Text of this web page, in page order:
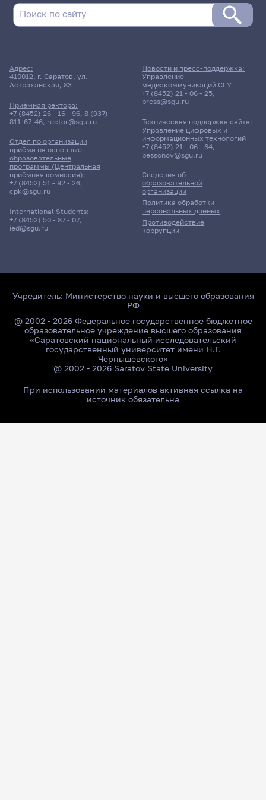
Адрес:
410012, г. Саратов, ул.
Астраханская, 83
Приёмная ректора:
+7 (8452) 26 - 16 - 96, 8 (937)
811-67-46, rector@sgu.ru
Отдел по организации
приёма на основные
образовательные
программы (Центральная
приёмная комиссия):
+7 (8452) 51 - 92 - 26,
cpk@sgu.ru
International Students:
+7 (8452) 50 - 87 - 07,
ied@sgu.ru
Сведения об
образовательной
организации
Политика обработки
персональных данных
Противодействие
коррупции
Новости и пресс-поддержка:
Управление
медиакоммуникаций СГУ
+7 (8452) 21 - 06 - 25,
press@sgu.ru
Техническая поддержка сайта:
Управление цифровых и
информационных технологий
+7 (8452) 21 - 06 - 64,
bessonov@sgu.ru
Учредитель: Министерство науки и высшего образования
РФ
@ 2002 - 2026 Федеральное государственное бюджетное
образовательное учреждение высшего образования
«Саратовский национальный исследовательский
государственный университет имени Н.Г.
Чернышевского»
@ 2002 - 2026 Saratov State University
При использовании материалов активная ссылка на
источник обязательна